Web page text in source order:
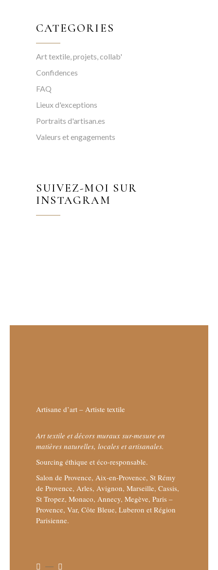
CATEGORIES
Art textile, projets, collab'
Confidences
FAQ
Lieux d'exceptions
Portraits d'artisan.es
Valeurs et engagements
SUIVEZ-MOI SUR
INSTAGRAM
Artisane d’art – Artiste textile
Art textile et décors muraux sur-mesure en
matières naturelles, locales et artisanales.
Sourcing éthique et éco-responsable.
Salon de Provence, Aix-en-Provence, St Rémy
de Provence, Arles, Avignon, Marseille, Cassis,
St Tropez, Monaco, Annecy, Megève, Paris –
Provence, Var, Côte Bleue, Luberon et Région
Parisienne.